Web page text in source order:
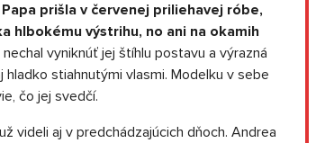
prišla v červenej priliehavej róbe,
hlbokému výstrihu, no ani na okamih
vyniknúť jej štíhlu postavu a výrazná
stiahnutými vlasmi. Modelku v sebe
čo jej svedčí.
videli aj v predchádzajúcich dňoch. Andrea